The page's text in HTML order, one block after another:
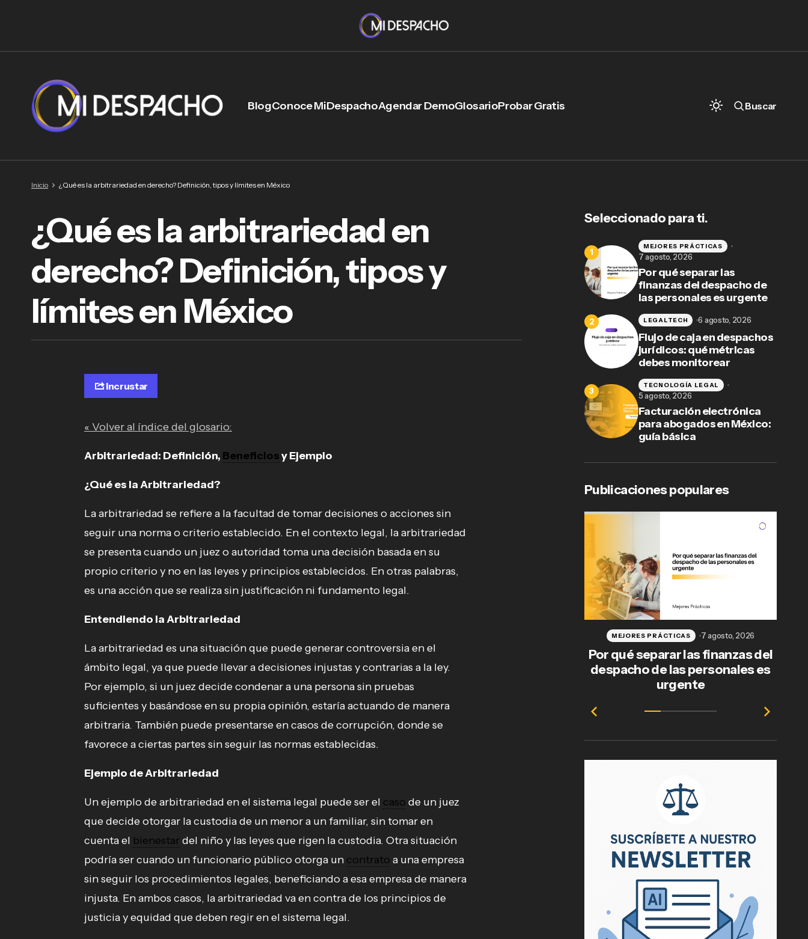
BlogConoce MiDespachoAgendar DemoGlosarioProbar Gratis Buscar
Inicio ¿Qué es la arbitrariedad en derecho? Definición, tipos y límites en México
¿Qué es la arbitrariedad en
derecho? Definición, tipos y
límites en México
Incrustar
« Volver al índice del glosario:
Arbitrariedad: Definición, Beneficiosy Ejemplo
¿Qué es la Arbitrariedad?
La arbitrariedad se refiere a la facultad de tomar decisiones o acciones sin
seguir una norma o criterio establecido. En el contexto legal, la arbitrariedad
se presenta cuando un juez o autoridad toma una decisión basada en su
propio criterio y no en las leyes y principios establecidos. En otras palabras,
es una acción que se realiza sin justificación ni fundamento legal.
Entendiendo la Arbitrariedad
La arbitrariedad es una situación que puede generar controversia en el
ámbito legal, ya que puede llevar a decisiones injustas y contrarias a la ley.
Por ejemplo, si un juez decide condenar a una persona sin pruebas
suficientes y basándose en su propia opinión, estaría actuando de manera
arbitraria. También puede presentarse en casos de corrupción, donde se
favorece a ciertas partes sin seguir las normas establecidas.
Ejemplo de Arbitrariedad
Un ejemplo de arbitrariedad en el sistema legal puede ser el caso de un juez
que decide otorgar la custodia de un menor a un familiar, sin tomar en
cuenta el bienestar del niño y las leyes que rigen la custodia. Otra situación
podría ser cuando un funcionario público otorga un contrato a una empresa
sin seguir los procedimientos legales, beneficiando a esa empresa de manera
injusta. En ambos casos, la arbitrariedad va en contra de los principios de
justicia y equidad que deben regir en el sistema legal.
Seleccionado para ti.
Por qué separar las
finanzas del despacho de
las personales es urgente
MEJORES PRÁCTICAS
7 agosto, 2026
Flujo de caja en despachos
jurídicos: qué métricas
debes monitorear
LEGALTECH 6 agosto, 2026
Facturación electrónica
para abogados en México:
guía básica
TECNOLOGÍA LEGAL
5 agosto, 2026
Publicaciones populares
Por qué separar las finanzas del
despacho de las personales es
urgente
MEJORES PRÁCTICAS 7 agosto, 2026